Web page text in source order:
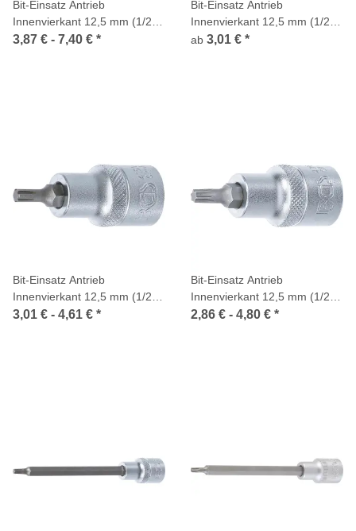
Bit-Einsatz Antrieb
Innenvierkant 12,5 mm (1/2
Zoll) Innensechskant
3,87 € - 7,40 € *
Bit-Einsatz Antrieb
Innenvierkant 12,5 mm (1/2
Zoll) Innenvielzahn (für XZN)
ab 3,01 € *
Bit-Einsatz Antrieb
Innenvierkant 12,5 mm (1/2
Zoll) Keil-Profil (für RIBE)
3,01 € - 4,61 € *
Bit-Einsatz Antrieb
Innenvierkant 12,5 mm (1/2
Zoll) T-Profil (für Torx)
2,86 € - 4,80 € *